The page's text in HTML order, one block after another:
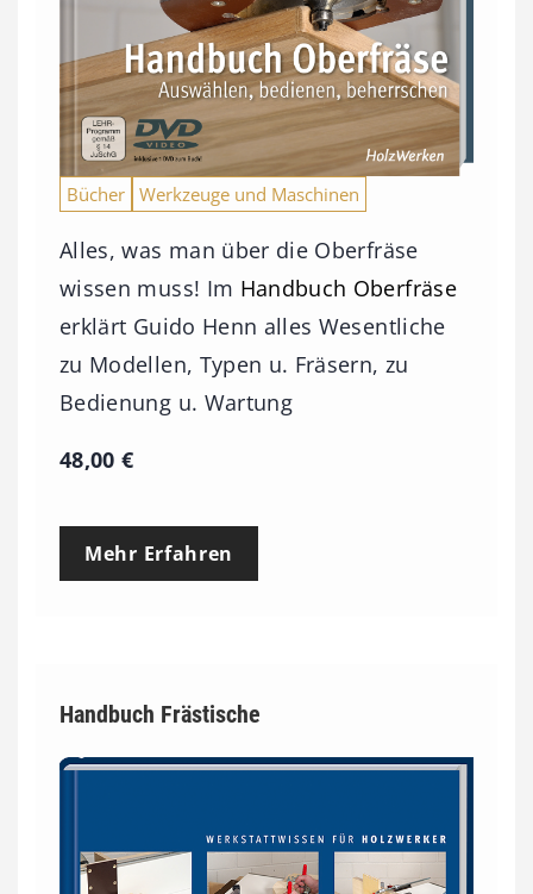
Bücher Werkzeuge und Maschinen
Alles, was man über die Oberfräse
wissen muss! Im Handbuch Oberfräse
erklärt Guido Henn alles Wesentliche
zu Modellen, Typen u. Fräsern, zu
Bedienung u. Wartung
48,00€
Mehr Erfahren
Handbuch Frästische